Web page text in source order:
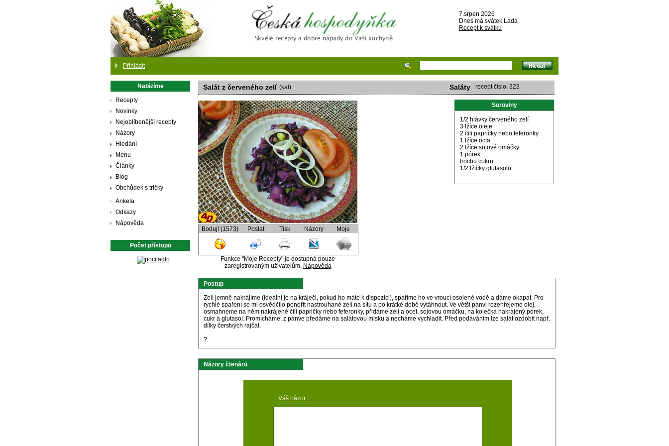
Česká hospodyňka
7.srpen 2026
Dnes má svátek Lada
Recept k svátku
Přihlásit
Nabízíme
Recepty
Novinky
Nejoblíbenější recepty
Názory
Hledání
Menu
Články
Blog
Obchůdek s tričky
Anketa
Odkazy
Nápověda
Počet přístupů
Salát z červeného zelí (kal) Saláty recept číslo: 323
Boduj! (1573) Poslat Tisk Názory Moje
Funkce "Moje Recepty" je dostupná pouze
zaregistrovaným uživatelům. Nápověda
Suroviny
1/2 hlávky červeného zelí
3 lžíce oleje
2 čili papričky nebo feferonky
1 lžíce octa
2 lžíce sojové omáčky
1 pórek
trochu cukru
1/2 lžičky glutasolu
Postup
Zelí jemně nakrájíme (ideální je na kráječi, pokud ho máte k dispozici), spaříme ho ve vroucí osolené vodě a dáme okapat. Pro
rychlé spaření se mi osvědčilo ponořit nastrouhané zelí na sítu a po krátké době vytáhnout. Ve větší pánvi rozehřejeme olej,
osmahneme na něm nakrájené čili papričky nebo feferonky, přidáme zelí a ocet, sojovou omáčku, na kolečka nakrájený pórek,
cukr a glutasol. Promícháme, z pánve předáme na salátovou misku a necháme vychladit. Před podáváním lze salát ozdobit např.
dílky čerstvých rajčat.
?
Názory čtenárů
Váš názor: